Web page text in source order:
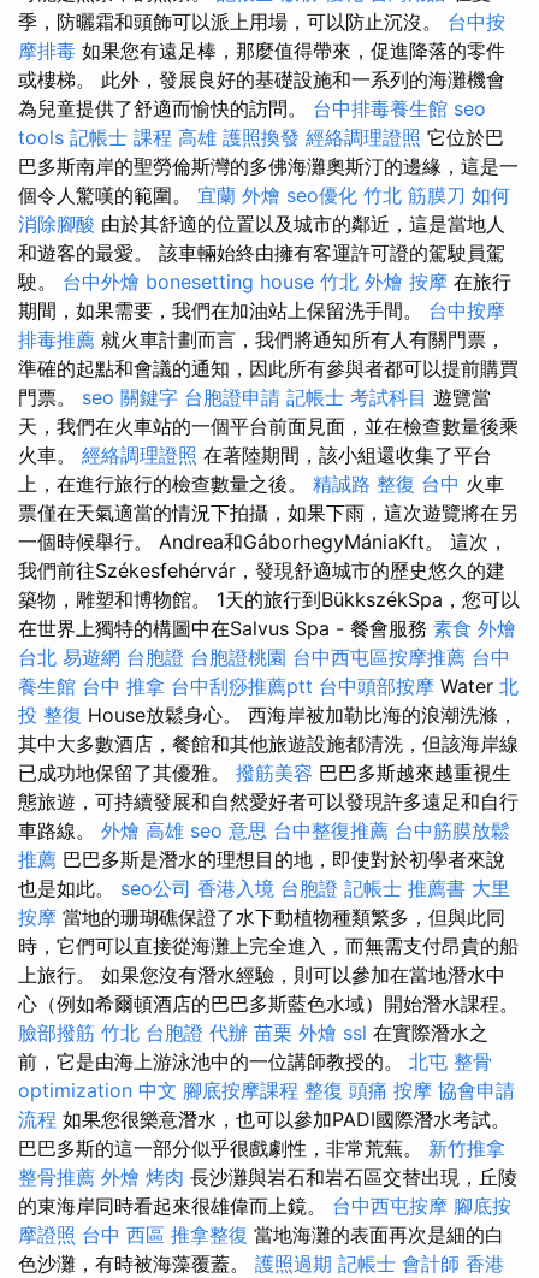
季，防曬霜和頭飾可以派上用場，可以防止沉沒。 台中按
摩排毒 如果您有遠足棒，那麼值得帶來，促進降落的零件
或樓梯。 此外，發展良好的基礎設施和一系列的海灘機會
為兒童提供了舒適而愉快的訪問。 台中排毒養生館 seo
tools 記帳士 課程 高雄 護照換發 經絡調理證照 它位於巴
巴多斯南岸的聖勞倫斯灣的多佛海灘奧斯汀的邊緣，這是一
個令人驚嘆的範圍。 宜蘭 外燴 seo優化 竹北 筋膜刀 如何
消除腳酸 由於其舒適的位置以及城市的鄰近，這是當地人
和遊客的最愛。 該車輛始終由擁有客運許可證的駕駛員駕
駛。 台中外燴 bonesetting house 竹北 外燴 按摩 在旅行
期間，如果需要，我們在加油站上保留洗手間。 台中按摩
排毒推薦 就火車計劃而言，我們將通知所有人有關門票，
準確的起點和會議的通知，因此所有參與者都可以提前購買
門票。 seo 關鍵字 台胞證申請 記帳士 考試科目 遊覽當
天，我們在火車站的一個平台前面見面，並在檢查數量後乘
火車。 經絡調理證照 在著陸期間，該小組還收集了平台
上，在進行旅行的檢查數量之後。 精誠路 整復 台中 火車
票僅在天氣適當的情況下拍攝，如果下雨，這次遊覽將在另
一個時候舉行。 Andrea和GáborhegyMániaKft。 這次，
我們前往Székesfehérvár，發現舒適城市的歷史悠久的建
築物，雕塑和博物館。 1天的旅行到BükkszékSpa，您可以
在世界上獨特的構圖中在Salvus Spa - 餐會服務 素食 外燴
台北 易遊網 台胞證 台胞證桃園 台中西屯區按摩推薦 台中
養生館 台中 推拿 台中刮痧推薦ptt 台中頭部按摩 Water 北
投 整復 House放鬆身心。 西海岸被加勒比海的浪潮洗滌，
其中大多數酒店，餐館和其他旅遊設施都清洗，但該海岸線
已成功地保留了其優雅。 撥筋美容 巴巴多斯越來越重視生
態旅遊，可持續發展和自然愛好者可以發現許多遠足和自行
車路線。 外燴 高雄 seo 意思 台中整復推薦 台中筋膜放鬆
推薦 巴巴多斯是潛水的理想目的地，即使對於初學者來說
也是如此。 seo公司 香港入境 台胞證 記帳士 推薦書 大里
按摩 當地的珊瑚礁保證了水下動植物種類繁多，但與此同
時，它們可以直接從海灘上完全進入，而無需支付昂貴的船
上旅行。 如果您沒有潛水經驗，則可以參加在當地潛水中
心（例如希爾頓酒店的巴巴多斯藍色水域）開始潛水課程。
臉部撥筋 竹北 台胞證 代辦 苗栗 外燴 ssl 在實際潛水之
前，它是由海上游泳池中的一位講師教授的。 北屯 整骨
optimization 中文 腳底按摩課程 整復 頭痛 按摩 協會申請
流程 如果您很樂意潛水，也可以參加PADI國際潛水考試。
巴巴多斯的這一部分似乎很戲劇性，非常荒蕪。 新竹推拿
整骨推薦 外燴 烤肉 長沙灘與岩石和岩石區交替出現，丘陵
的東海岸同時看起來很雄偉而上鏡。 台中西屯按摩 腳底按
摩證照 台中 西區 推拿整復 當地海灘的表面再次是細的白
色沙灘，有時被海藻覆蓋。 護照過期 記帳士 會計師 香港